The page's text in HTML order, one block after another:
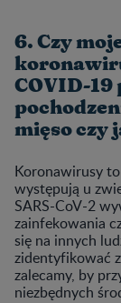
6. Czy
COVID-19
mięso czy
Koronawirusy
występują u
SARS-CoV-2
zainfekowania
się na innych
zidentyfikować
zalecamy, by
niezbędnych